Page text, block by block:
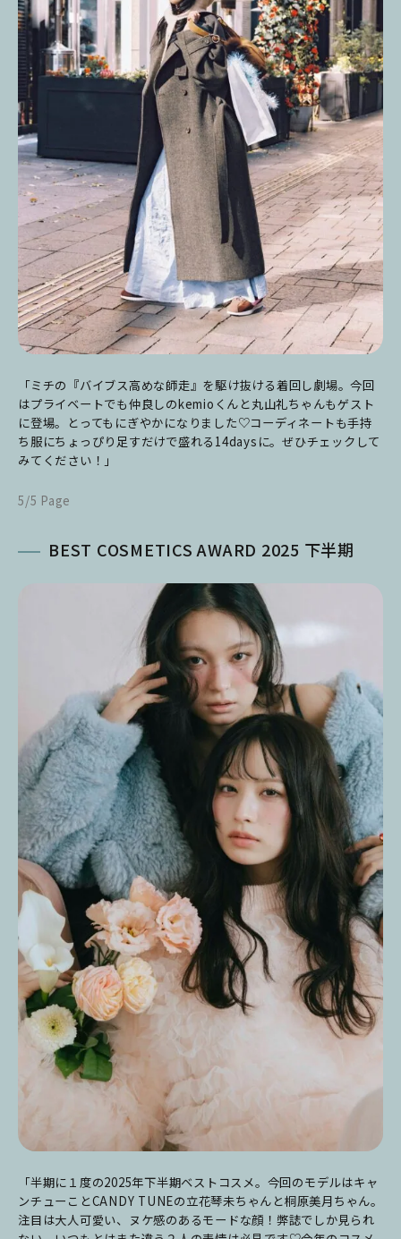
「ミチの『バイブス高めな師走』を駆け抜ける着回し劇場。今回
はプライベートでも仲良しのkemioくんと丸山礼ちゃんもゲスト
に登場。とってもにぎやかになりました♡コーディネートも手持
ち服にちょっぴり足すだけで盛れる14daysに。ぜひチェックして
みてください！」
5/5 Page
BEST COSMETICS AWARD 2025 下半期
「半期に１度の2025年下半期ベストコスメ。今回のモデルはキャ
ンチューことCANDY TUNEの立花琴未ちゃんと桐原美月ちゃん。
注目は大人可愛い、ヌケ感のあるモードな顔！弊誌でしか見られ